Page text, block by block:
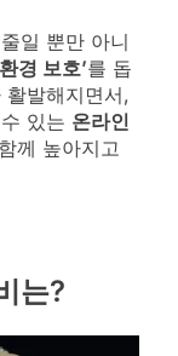
일 뿐만 아니
경 보호’를 돕
발해지면서,
있는 온라인
께 높아지고
는?